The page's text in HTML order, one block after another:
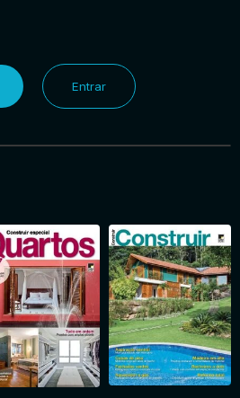
Entrar